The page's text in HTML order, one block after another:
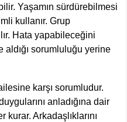
Yaşamın sürdürebilmesi
kullanır. Grup
Hata yapabileceğini
aldığı sorumluluğu yerine
karşı sorumludur.
anladığına dair
Arkadaşlıklarını